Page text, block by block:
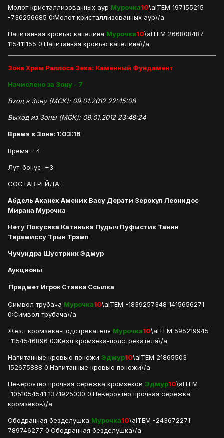
Молот кристаллизованных аур Мурочка10\aITEM 197155215
-736256685 0:Молот кристаллизованных аур\/a
Напитанная кровью капелина Мурочка10\aITEM 266808487
115411155 0:Напитанная кровью капелина\/a
Зона Храм Раллоса Зека: Каменный Фундамент
Начислено за Зону - 7
Вход в Зону (МСК): 09.01.2012 22:45:08
Выход из Зоны (МСК): 09.01.2012 23:48:24
Время в Зоне: 1:03:16
Время: +4
Лут-бонус: +3
СОСТАВ РЕЙДА:
Абдель Аканех Аменик Васу Дерати Зерокул Леонидос
Мирана Мурочка
Нету Покусяка Катинька Пудыч Пуфыстик Танин
Терамиссу Трын Трэмп
Чучундра Шустрикк Эдмур
Аукционы
Предмет ИгрокСтавка Ссылка
Символ трубача Мурочка10\aITEM -1839257348 1415656271
0:Символ трубача\/a
Жезл кромзека-подстрекателя Мурочка10\aITEM 595219945
-1154546896 0:Жезл кромзека-подстрекателя\/a
Напитанные кровью поножи Эдмур10\aITEM 21865503
152675888 0:Напитанные кровью поножи\/a
Невероятно прочная сережка кромзеков Эдмур10\aITEM
-1051054541 1371925030 0:Невероятно прочная сережка
кромзеков\/a
Ободранная безделушка Мурочка10\aITEM -243672271
789746277 0:Ободранная безделушка\/a